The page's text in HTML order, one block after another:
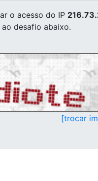
o acesso do IP
desafio abaixo.
[trocar